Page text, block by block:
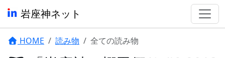
岩座神ネット
HOME 読み物 全ての読み物